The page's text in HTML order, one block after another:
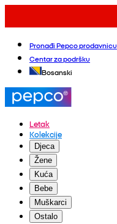
Pronađi Pepco prodavnicu
Centar za podršku
Bosanski
Letak
Kolekcije
Djeca
Žene
Kuća
Bebe
Muškarci
Ostalo